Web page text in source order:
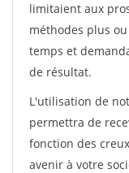
limitaient aux
méthodes plus
temps et
de résultat.
L'utilisation de
permettra de
fonction des
avenir à votre